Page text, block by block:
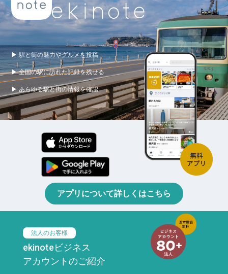
▶ 駅と街の魅力やグルメを投稿
▶ 全国の駅に訪れた記録を残せる
▶ あらゆる駅と街の情報を確認
アプリについて詳しくはこちら
法人のお客様
ekinoteビジネス
アカウントのご紹介